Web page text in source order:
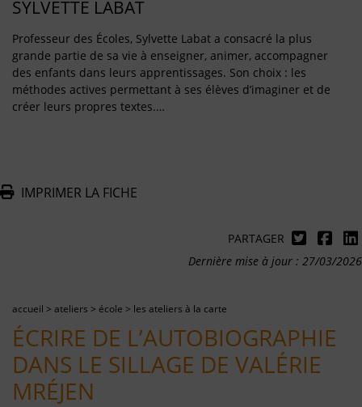
SYLVETTE LABAT
Professeur des Écoles, Sylvette Labat a consacré la plus
grande partie de sa vie à enseigner, animer, accompagner
des enfants dans leurs apprentissages. Son choix : les
méthodes actives permettant à ses élèves d’imaginer et de
créer leurs propres textes.…
IMPRIMER LA FICHE
PARTAGER
Dernière mise à jour : 27/03/2026
accueil > ateliers > école > les ateliers à la carte
ÉCRIRE DE L’AUTOBIOGRAPHIE
DANS LE SILLAGE DE VALÉRIE
MRÉJEN